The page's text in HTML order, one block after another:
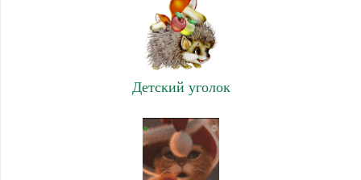
Детский уголок